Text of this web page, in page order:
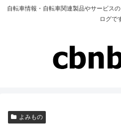
自転車情報・自転車関連製品やサービス
ログで
よみもの